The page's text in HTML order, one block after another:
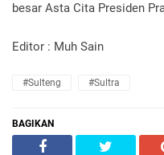
besar Asta Cita Presiden
Editor : Muh Sain
#Sulteng #Sultra
BAGIKAN